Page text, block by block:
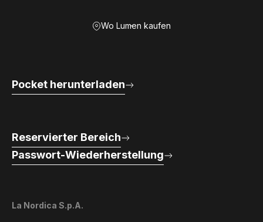
Wo Lumen kaufen
La Nordica S.p.A.
Pocket herunterladen
Reservierter Bereich
Passwort-Wiederherstellung